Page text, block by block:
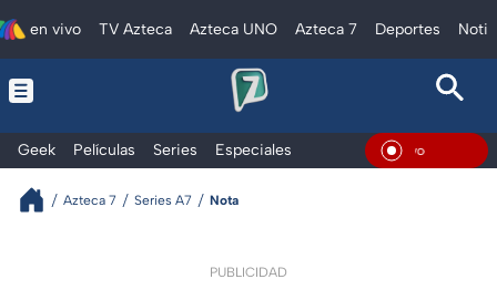
en vivo TV Azteca Azteca UNO Azteca 7 Deportes
Geek Películas Series Especiales En Vivo
Azteca 7 Series A7 Nota
PUBLICIDAD